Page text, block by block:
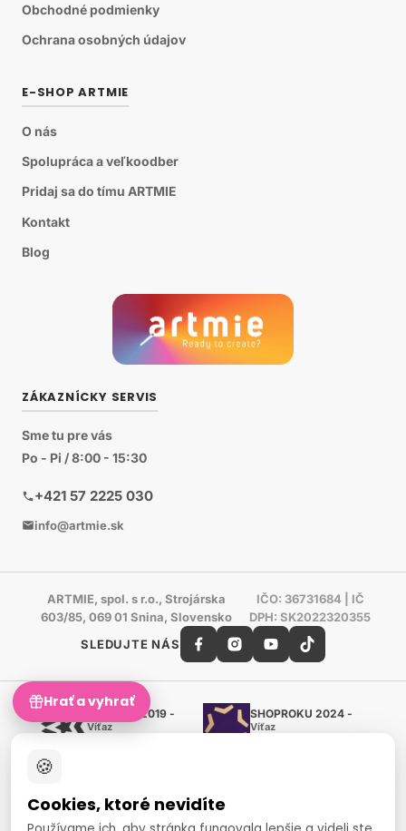
Obchodné podmienky
Ochrana osobných údajov
E-SHOP ARTMIE
O nás
Spolupráca a veľkoodber
Pridaj sa do tímu ARTMIE
Kontakt
Blog
ZÁKAZNÍCKY SERVIS
Sme tu pre vás
Po - Pi / 8:00 - 15:30
+421 57 2225 030
info@artmie.sk
ARTMIE, spol. s r.o., Strojárska
603/85, 069 01 Snina, Slovensko
IČO: 36731684 | IČ
DPH: SK2022320355
SLEDUJTE NÁS
Shoproku 2019 -
Víťaz
SHOPROKU 2024 -
Víťaz
European Art Awards
Organizátor medzinárodnej
🍪
Cookies, ktoré nevidíte
Hrať a vyhrať